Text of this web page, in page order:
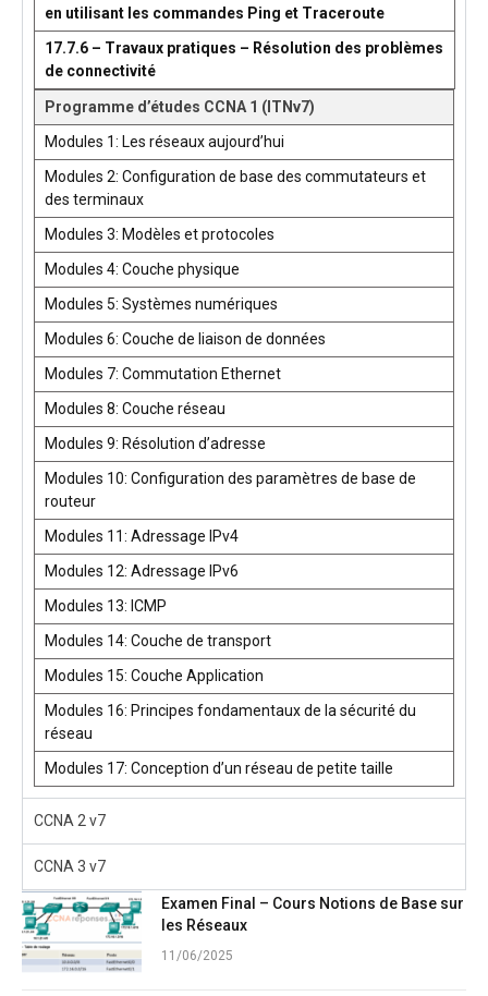
en utilisant les commandes Ping et Traceroute
17.7.6 – Travaux pratiques – Résolution des problèmes
de connectivité
Programme d’études CCNA 1 (ITNv7)
Modules 1: Les réseaux aujourd’hui
Modules 2: Configuration de base des commutateurs et
des terminaux
Modules 3: Modèles et protocoles
Modules 4: Couche physique
Modules 5: Systèmes numériques
Modules 6: Couche de liaison de données
Modules 7: Commutation Ethernet
Modules 8: Couche réseau
Modules 9: Résolution d’adresse
Modules 10: Configuration des paramètres de base de
routeur
Modules 11: Adressage IPv4
Modules 12: Adressage IPv6
Modules 13: ICMP
Modules 14: Couche de transport
Modules 15: Couche Application
Modules 16: Principes fondamentaux de la sécurité du
réseau
Modules 17: Conception d’un réseau de petite taille
CCNA 2 v7
CCNA 3 v7
Examen Final – Cours Notions de Base sur
les Réseaux
11/06/2025